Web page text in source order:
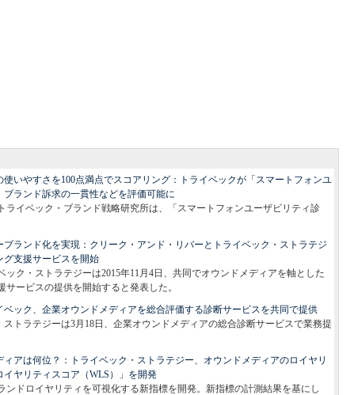
いやすさを100点満点でスコアリング：トライベックが「スマートフォンユ
ランド訴求の一貫性などを評価可能に
ライベック・ブランド戦略研究所は、「スマートフォンユーザビリティ診
ランド化を実現：クリーク・アンド・リバーとトライベック・ストラテジ
グ支援サービスを開始
ク・ストラテジーは2015年11月4日、共同でオウンドメディアを軸とした
ービスの提供を開始すると発表した。
ック、企業オウンドメディアを総合評価する診断サービスを共同で提供
トラテジーは3月18日、企業オウンドメディアの総合診断サービスで業務提
アは何位？：トライベック・ストラテジー、オウンドメディアのロイヤリ
ヤリティスコア（WLS）」を開発
ンドロイヤリティを可視化する新指標を開発。新指標の計測結果を基にし